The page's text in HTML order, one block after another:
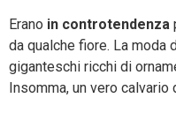
Erano in controtendenza
da qualche fiore. La
giganteschi ricchi di
Insomma, un vero calvario